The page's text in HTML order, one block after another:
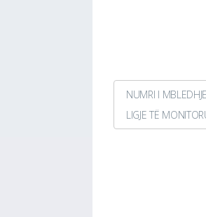
NUMRI I
LIGJE TË